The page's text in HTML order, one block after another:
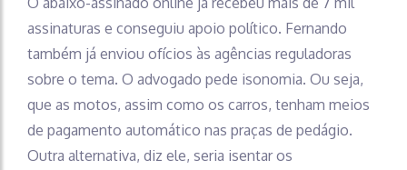
assinaturas e conseguiu apoio político. Fernando
também já enviou ofícios às agências reguladoras
sobre o tema. O advogado pede isonomia. Ou seja,
que as motos, assim como os carros, tenham meios
de pagamento automático nas praças de pedágio.
Outra alternativa, diz ele, seria isentar os